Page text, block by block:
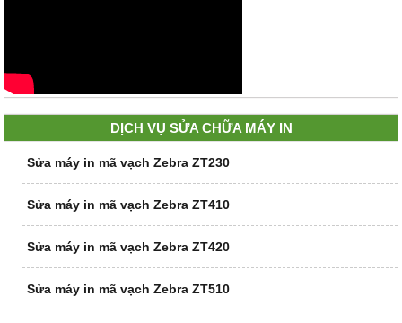
DỊCH VỤ SỬA CHỮA MÁY IN
Sửa máy in mã vạch Zebra ZT230
Sửa máy in mã vạch Zebra ZT410
Sửa máy in mã vạch Zebra ZT420
Sửa máy in mã vạch Zebra ZT510